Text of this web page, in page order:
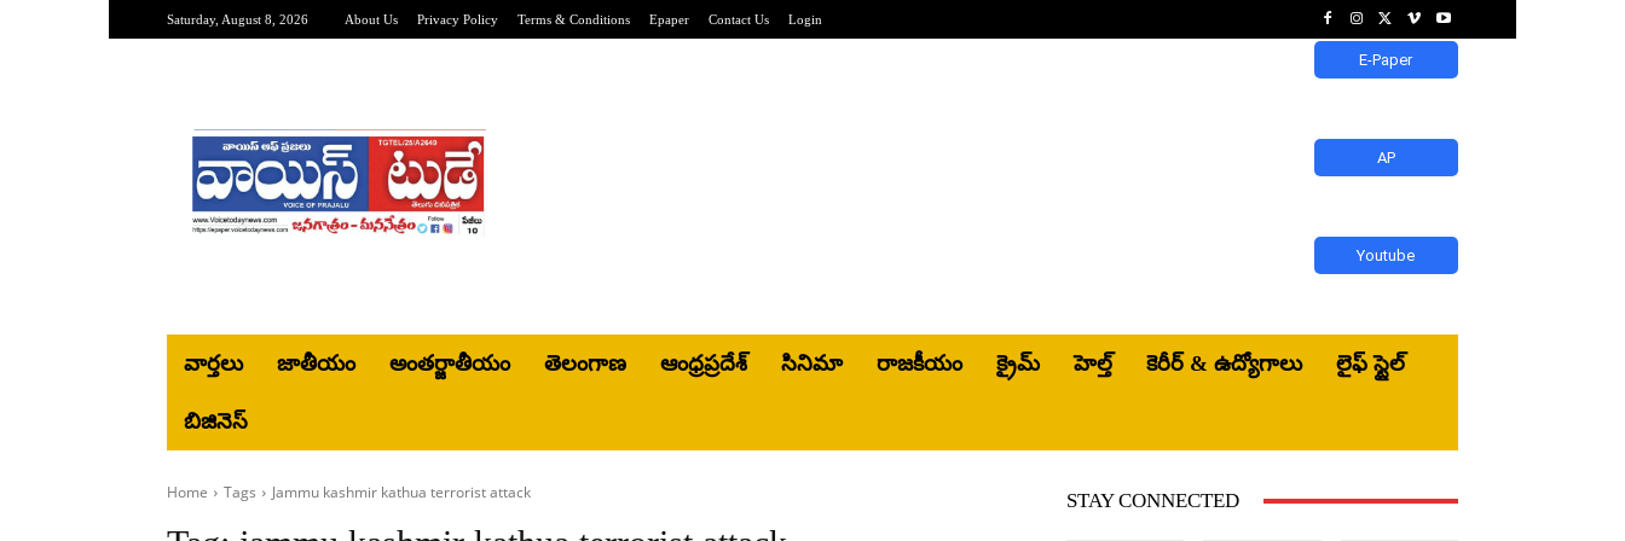
Saturday, August 8, 2026 About Us Privacy Policy Terms & Conditions Epaper Contact Us Login
E-Paper
AP
Youtube
వార్తలు జాతీయం అంతర్జాతీయం తెలంగాణ ఆంధ్రప్రదేశ్ సినిమా రాజకీయం క్రైమ్ హెల్త్‌ కెరీర్ & ఉద్యోగాలు లైఫ్ స్టైల్
బిజినెస్‌
Home Tags Jammu kashmir kathua terrorist attack STAY CONNECTED